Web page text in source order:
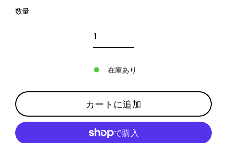
数量
在庫あり
カートに追加